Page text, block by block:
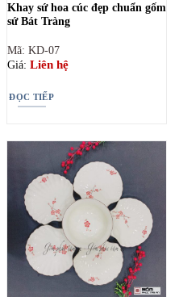
Khay sứ hoa cúc đẹp chuẩn gốm
sứ Bát Tràng
Mã: KD-07
Giá: Liên hệ
ĐỌC TIẾP